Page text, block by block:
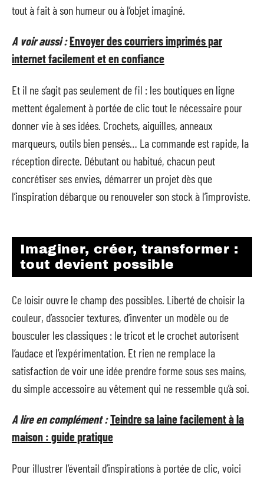
tout à fait à son humeur ou à l’objet imaginé.
A voir aussi :Envoyer des courriers imprimés par
internet facilement et en confiance
Et il ne s’agit pas seulement de fil : les boutiques en ligne
mettent également à portée de clic tout le nécessaire pour
donner vie à ses idées. Crochets, aiguilles, anneaux
marqueurs, outils bien pensés… La commande est rapide, la
réception directe. Débutant ou habitué, chacun peut
concrétiser ses envies, démarrer un projet dès que
l’inspiration débarque ou renouveler son stock à l’improviste.
Imaginer, créer, transformer :
tout devient possible
Ce loisir ouvre le champ des possibles. Liberté de choisir la
couleur, d’associer textures, d’inventer un modèle ou de
bousculer les classiques : le tricot et le crochet autorisent
l’audace et l’expérimentation. Et rien ne remplace la
satisfaction de voir une idée prendre forme sous ses mains,
du simple accessoire au vêtement qui ne ressemble qu’à soi.
A lire en complément :Teindre sa laine facilement à la
maison : guide pratique
Pour illustrer l’éventail d’inspirations à portée de clic, voici